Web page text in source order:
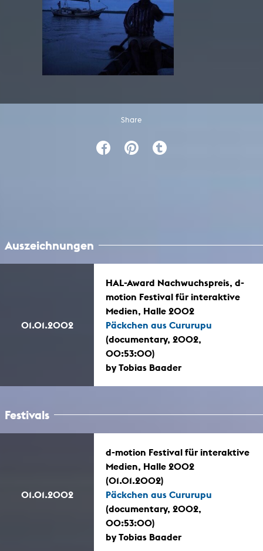
Share
Auszeichnungen
01.01.2002
HAL-Award Nachwuchspreis, d-
motion Festival für interaktive
Medien, Halle 2002
Päckchen aus Cururupu
(documentary, 2002,
00:53:00)
by Tobias Baader
Festivals
01.01.2002
d-motion Festival für interaktive
Medien, Halle 2002
(01.01.2002)
Päckchen aus Cururupu
(documentary, 2002,
00:53:00)
by Tobias Baader